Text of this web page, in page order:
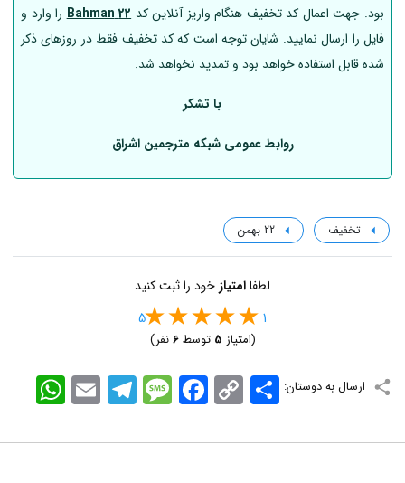
بود. جهت اعمال کد تخفیف هنگام واریز آنلاین کد 22 Bahman
را وارد و
فایل را ارسال نمایید. شایان توجه است که کد تخفیف فقط در روزهای ذکر
شده قابل استفاده خواهد بود و تمدید نخواهد شد.
با تشکر
روابط عمومی شبکه مترجمین اشراق
تخفیف 22 بهمن
لطفاامتیازخود را ثبت کنید
1
5
(امتیاز 5 توسط6نفر)
ارسال به دوستان: WhatsApp EmailTelegramMessageFacebook Copy
Link
اشتراک